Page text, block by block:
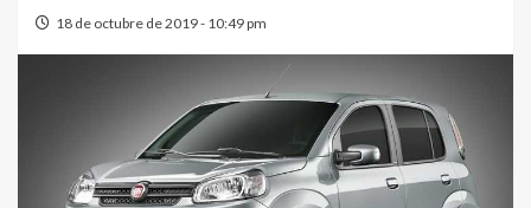
18 de octubre de 2019 - 10:49 pm